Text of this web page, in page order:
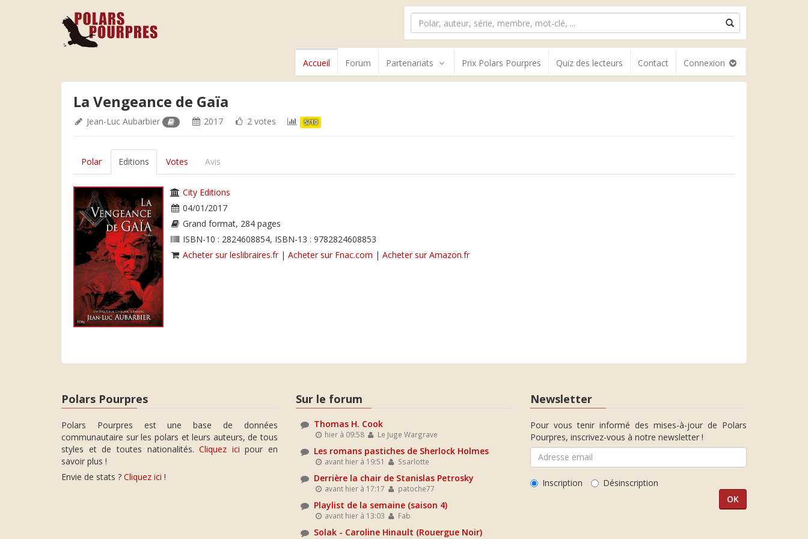
Accueil Forum Partenariats Prix Polars Pourpres Quiz des lecteurs Contact Connexion
La Vengeance de Gaïa
Jean-Luc Aubarbier 2017 2 votes 5/10
Polar Editions Votes Avis
City Editions
04/01/2017
Grand format, 284 pages
ISBN-10 : 2824608854, ISBN-13 : 9782824608853
Acheter sur leslibraires.fr| Acheter sur Fnac.com | Acheter sur Amazon.fr
Polars Pourpres
Polars Pourpres est une base de données
communautaire sur les polars et leurs auteurs, de tous
styles et de toutes nationalités.Cliquez ici pour en
savoir plus !
Envie de stats ? Cliquez ici !
Sur le forum
Thomas H. Cook
hier à 09:58 Le Juge Wargrave
Les romans pastiches de Sherlock Holmes
avant hier à 19:51 Ssarlotte
Derrière la chair de Stanislas Petrosky
avant hier à 17:17 patoche77
Playlist de la semaine (saison 4)
avant hier à 13:03 Fab
Solak - Caroline Hinault (Rouergue Noir)
Newsletter
Pour vous tenir informé des mises-à-jour de Polars
Pourpres, inscrivez-vous à notre newsletter !
Inscription Désinscription